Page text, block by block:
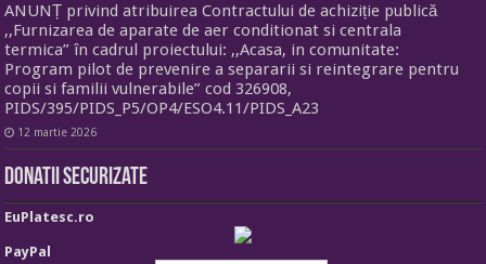
ANUNȚ privind atribuirea Contractului de achiziție publică
,,Furnizarea de aparate de aer conditionat si centrala
termica” în cadrul proiectului: ,,Acasa, in comunitate:
Program pilot de prevenire a separarii si reintegrare pentru
copii si familii vulnerabile” cod 326908,
PIDS/395/PIDS_P5/OP4/ESO4.11/PIDS_A23
12 martie 2026
Donatii securizate
EuPlatesc.ro
PayPal